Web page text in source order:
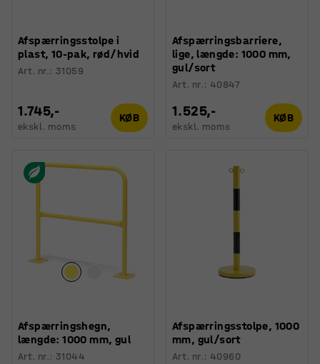
Afspærringsstolpe i
plast, 10-pak, rød/hvid
Art. nr.: 31059
1.745,-
ekskl. moms
KØB
Afspærringsbarriere,
lige, længde: 1000 mm,
gul/sort
Art. nr.: 40847
1.525,-
ekskl. moms
KØB
Afspærringshegn,
længde: 1000 mm, gul
Art. nr.: 31044
Afspærringsstolpe, 1000
mm, gul/sort
Art. nr.: 40960